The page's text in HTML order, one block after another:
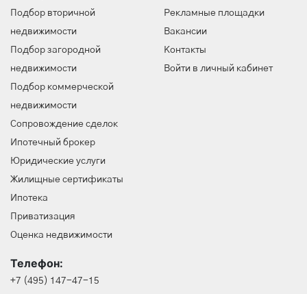
Подбор вторичной
недвижимости
Подбор загородной
недвижимости
Подбор коммерческой
недвижимости
Сопровождение сделок
Ипотечный брокер
Юридические услуги
Жилищные сертификаты
Ипотека
Приватизация
Оценка недвижимости
Рекламные площадки
Вакансии
Контакты
Войти в личный кабинет
Телефон:
+7 (495) 147-47-15